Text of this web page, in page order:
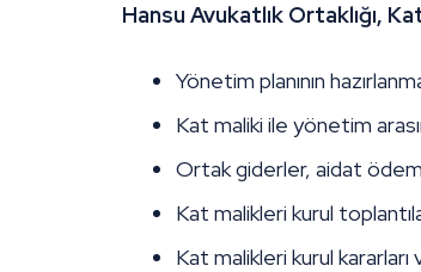
Hansu Avukatlık Ortaklığı,
Yönetim planının
Kat maliki ile yönetim
Ortak giderler, aidat
Kat malikleri kurul
Kat malikleri kurul kararları